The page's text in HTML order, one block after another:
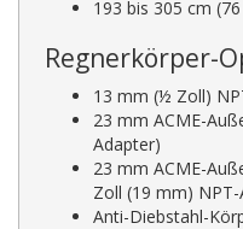
193 bis 305 cm
Regnerkörper-
13 mm (½ Zoll)
23 mm ACME-
Adapter)
23 mm ACME-
Zoll (19 mm)
Anti-Diebstahl-